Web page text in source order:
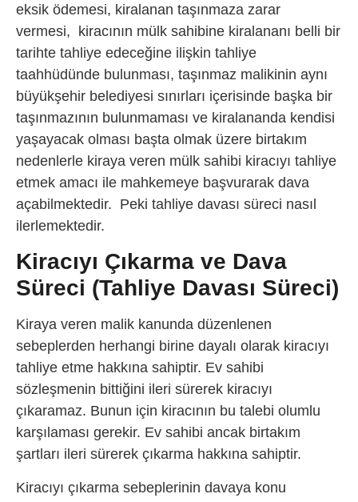
eksik ödemesi, kiralanan taşınmaza zarar
vermesi, kiracının mülk sahibine kiralananı belli bir
tarihte tahliye edeceğine ilişkin tahliye
taahhüdünde bulunması, taşınmaz malikinin aynı
büyükşehir belediyesi sınırları içerisinde başka bir
taşınmazının bulunmaması ve kiralananda kendisi
yaşayacak olması başta olmak üzere birtakım
nedenlerle kiraya veren mülk sahibi kiracıyı tahliye
etmek amacı ile mahkemeye başvurarak dava
açabilmektedir. Peki tahliye davası süreci nasıl
ilerlemektedir.
Kiracıyı Çıkarma ve Dava
Süreci (Tahliye Davası Süreci)
Kiraya veren malik kanunda düzenlenen
sebeplerden herhangi birine dayalı olarak kiracıyı
tahliye etme hakkına sahiptir. Ev sahibi
sözleşmenin bittiğini ileri sürerek kiracıyı
çıkaramaz. Bunun için kiracının bu talebi olumlu
karşılaması gerekir. Ev sahibi ancak birtakım
şartları ileri sürerek çıkarma hakkına sahiptir.
Kiracıyı çıkarma sebeplerinin davaya konu